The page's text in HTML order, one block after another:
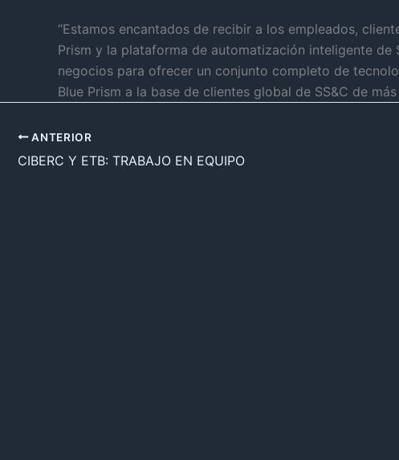
“Estamos encantados de recibir a los empleados,
Prism y la plataforma de automatización inteligente de
negocios para ofrecer un conjunto completo de
Blue Prism a la base de clientes global de SS&C de
ANTERIOR
CIBERC Y ETB: TRABAJO EN EQUIPO